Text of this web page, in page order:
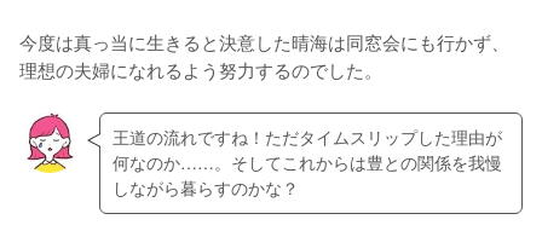
今度は真っ当に生きると決意した晴海は同窓会にも行かず、
理想の夫婦になれるよう努力するのでした。
王道の流れですね！ただタイムスリップした理由が
何なのか……。そしてこれからは豊との関係を我慢
しながら暮らすのかな？